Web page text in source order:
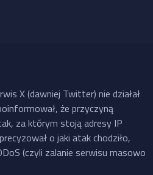
X (dawniej Twitter) nie działał
że przyczyną
za którym stoją adresy IP
o jaki atak chodziło,
(czyli zalanie serwisu masowo